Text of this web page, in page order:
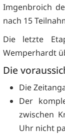
Imgenbroich
nach 15
Die letzte
Wemperhardt
Die
Die
Der
zwischen
Uhr nicht